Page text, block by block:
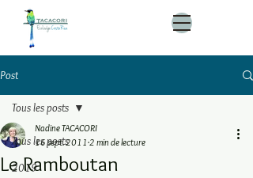
Post
Tous les posts
2019
Tous les posts
Le Ramboutan
Nadine TACACORI
16 sept. 2011 2 min de lecture